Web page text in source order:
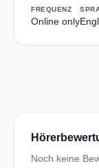
FREQUENZ
Online only
Noch keine